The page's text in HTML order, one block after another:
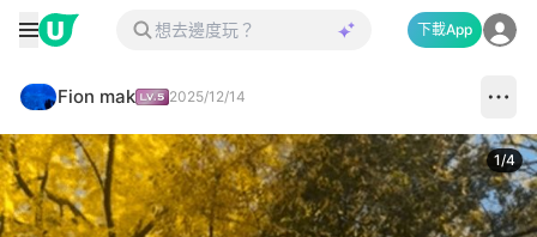
下載App
Fion mak 2025/12/14
1/4